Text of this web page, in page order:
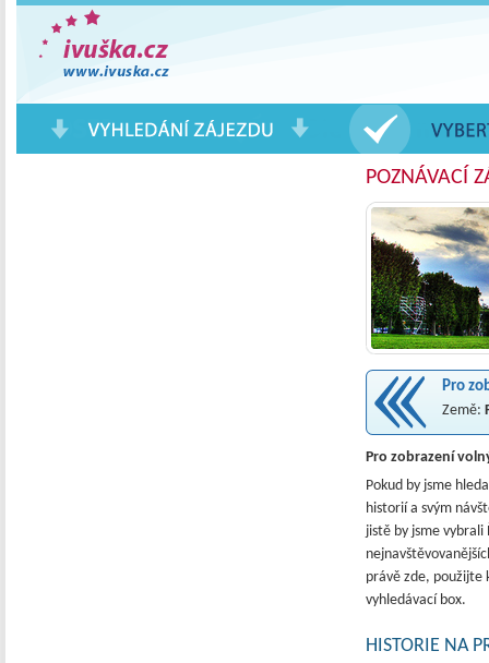
Pobytové Zájezdy a Eurovíkendy
POZNÁVACÍ
Pro
Země:
Pro zobrazení
Pokud by jsme
historií a svým
jistě by jsme vybrali
právě zde, použijte
vyhledávací box.
HISTORIE NA